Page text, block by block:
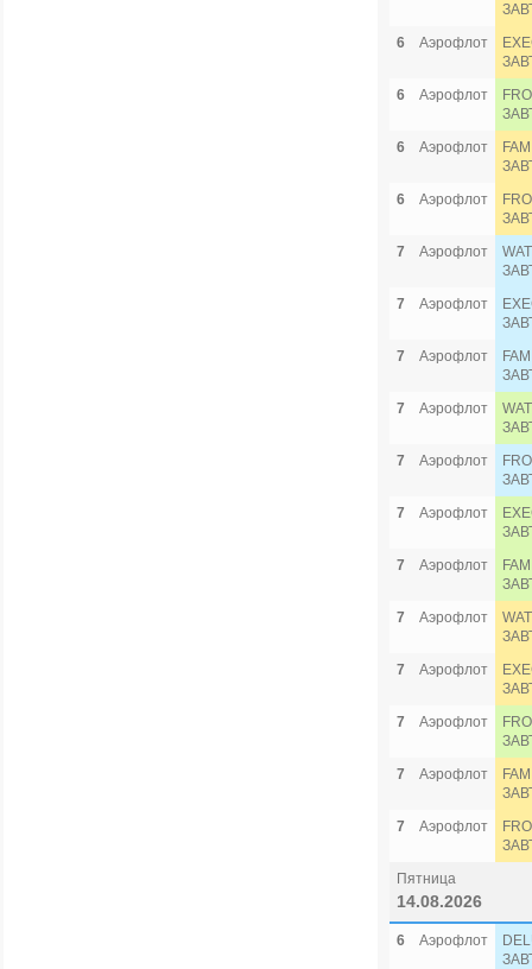
6
Аэрофлот
6
Аэрофлот
6
Аэрофлот
6
Аэрофлот
7
Аэрофлот
7
Аэрофлот
7
Аэрофлот
7
Аэрофлот
7
Аэрофлот
7
Аэрофлот
7
Аэрофлот
7
Аэрофлот
7
Аэрофлот
7
Аэрофлот
7
Аэрофлот
7
Аэрофлот
Пятница
14.08.2026
6 Аэрофлот